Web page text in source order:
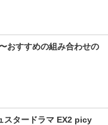
SAM'U
おすすめの組み合わせの
スタードラマ EX2 picy